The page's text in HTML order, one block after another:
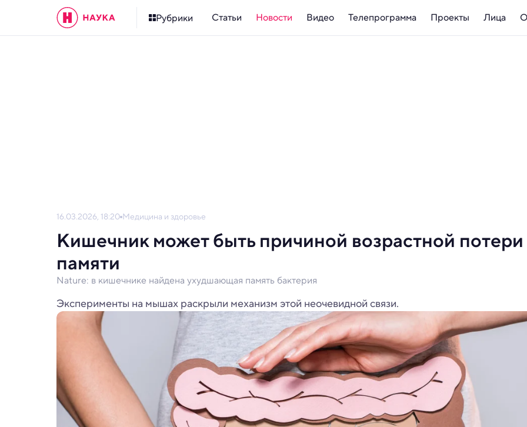
Рубрики Статьи Новости Видео Телепрограмма Проекты Лица
16.03.2026, 18:20 Медицина и здоровье
Кишечник может быть причиной возрастной потери
памяти
Nature: в кишечнике найдена ухудшающая память бактерия
Эксперименты на мышах раскрыли механизм этой неочевидной связи.